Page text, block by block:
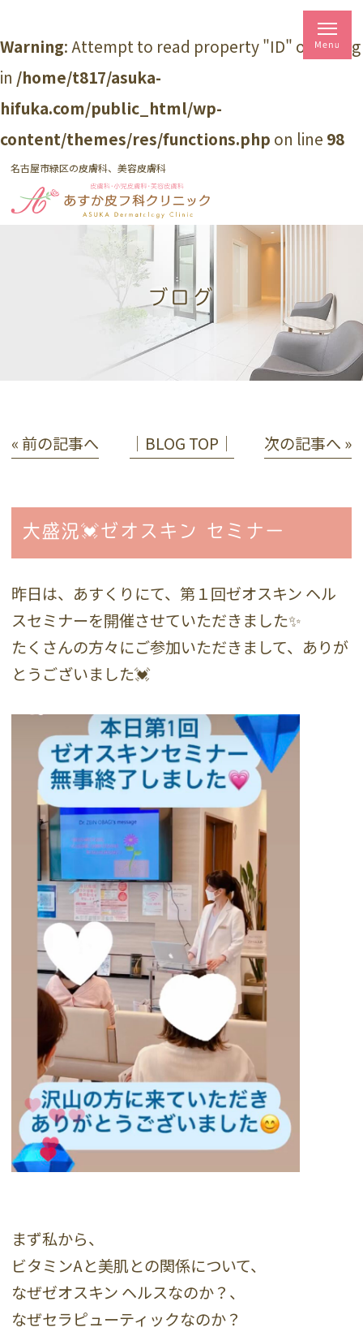
Warning: Attempt to read property "ID" on string
in /home/t817/asuka-
hifuka.com/public_html/wp-
content/themes/res/functions.php on line 98
名古屋市緑区の皮膚科、美容皮膚科
ブログ
« 前の記事へ │BLOG TOP│ 次の記事へ »
大盛況💓ゼオスキン セミナー
昨日は、あすくりにて、第１回ゼオスキン ヘル
スセミナーを開催させていただきました✨
たくさんの方々にご参加いただきまして、ありが
とうございました💓
まず私から、
ビタミンAと美肌との関係について、
なぜゼオスキン ヘルスなのか？、
なぜセラピューティックなのか？